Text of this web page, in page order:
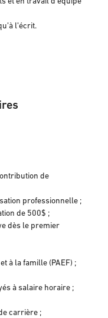
l’écrit.
de
professionnelle ;
de 500$ ;
dès le premier
à la famille (PAEF) ;
à salaire horaire ;
carrière ;